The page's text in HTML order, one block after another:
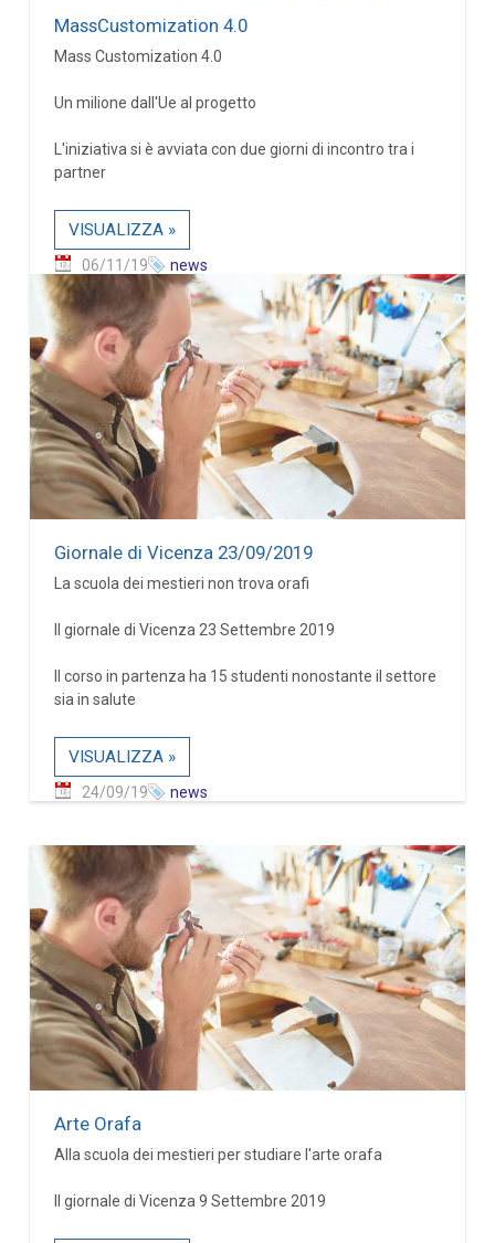
MassCustomization 4.0
Mass Customization 4.0
Un milione dall'Ue al progetto
L'iniziativa si è avviata con due giorni di incontro tra i
partner
VISUALIZZA »
06/11/19 news
Giornale di Vicenza 23/09/2019
La scuola dei mestieri non trova orafi
Il giornale di Vicenza 23 Settembre 2019
Il corso in partenza ha 15 studenti nonostante il settore
sia in salute
VISUALIZZA »
24/09/19 news
Arte Orafa
Alla scuola dei mestieri per studiare l'arte orafa
Il giornale di Vicenza 9 Settembre 2019